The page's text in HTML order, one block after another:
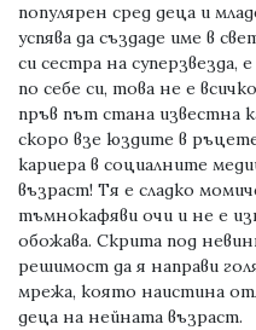
популярен сред деца и
успява да създаде име в
си сестра на
по себе си, това не е
пръв път стана известна
скоро взе юздите в
кариера в социалните
възраст! Тя е сладко
тъмнокафяви очи и не е
обожава. Скрита под
решимост да я направи
мрежа, която наистина
деца на нейната възраст.